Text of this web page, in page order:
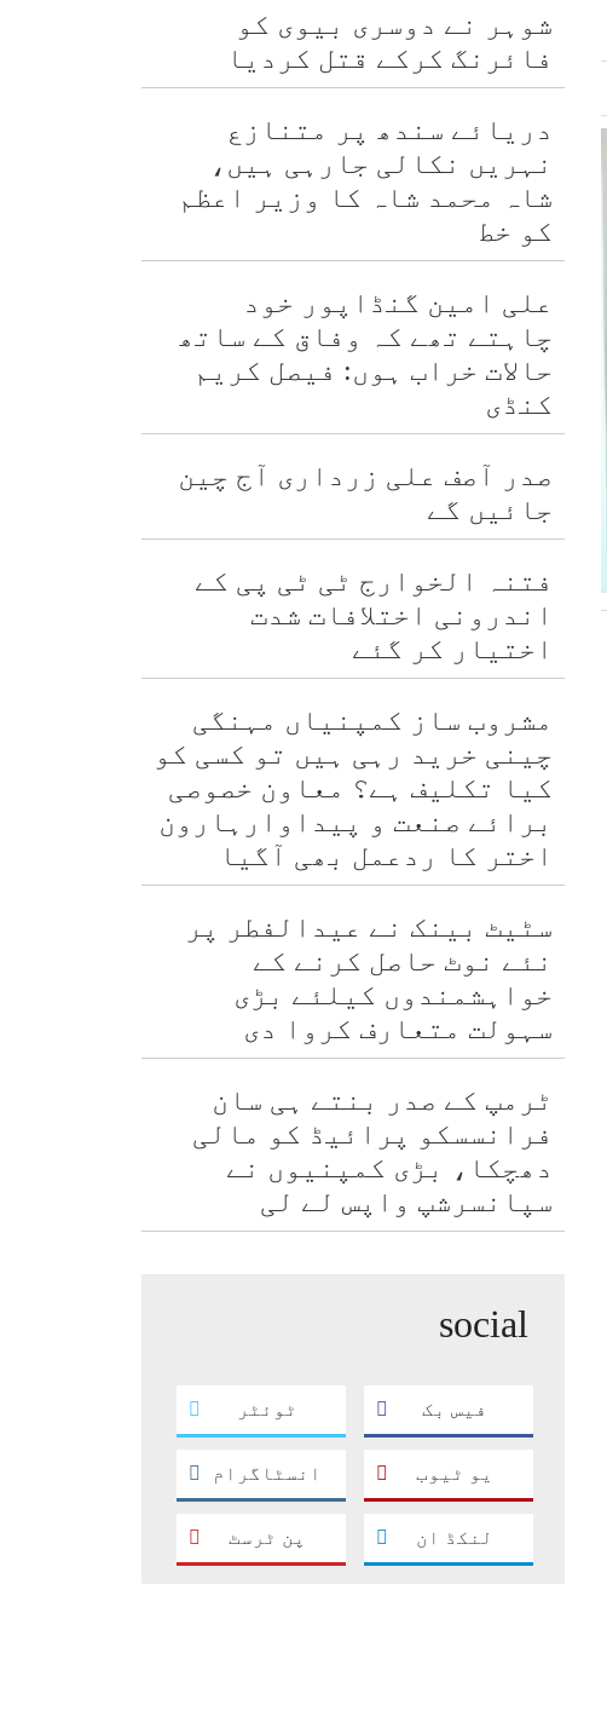
شوہر نے دوسری بیوی کو
فائرنگ کرکے قتل کردیا
دریائے سندھ پر متنازع
نہریں نکالی جارہی ہیں،
شاہ محمد شاہ کا وزیر اعظم
کو خط
علی امین گنڈاپور خود
چاہتے تھے کہ وفاق کے ساتھ
حالات خراب ہوں: فیصل کریم
کنڈی
صدر آصف علی زرداری آج چین
جائیں گے
فتنہ الخوارج ٹی ٹی پی کے
اندرونی اختلافات شدت
اختیار کر گئے
مشروب ساز کمپنیاں مہنگی
چینی خرید رہی ہیں تو کسی کو
کیا تکلیف ہے؟ معاون خصوصی
برائے صنعت و پیداوارہارون
اختر کا ردعمل بھی آگیا
سٹیٹ بینک نے عیدالفطر پر
نئے نوٹ حاصل کرنے کے
خواہشمندوں کیلئے بڑی
سہولت متعارف کروا دی
ٹرمپ کے صدر بنتے ہی سان
فرانسسکو پرائیڈ کو مالی
دھچکا، بڑی کمپنیوں نے
سپانسرشپ واپس لے لی
social
فیس بک ٹوئٹر
یو ٹیوب انسٹاگرام
لنکڈ ان پن ٹرسٹ